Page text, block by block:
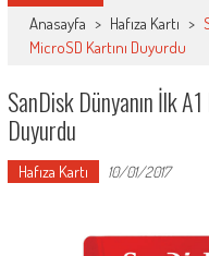
Anasayfa > Hafıza Kartı >
MicroSD Kartını Duyurdu
SanDisk Dünyanın İlk
Duyurdu
Hafıza Kartı 10/01/2017